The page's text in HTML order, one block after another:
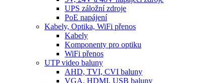
UPS záložní zdroje
PoE napájení
Kabely, Optika, WiFi přenos
Kabely
Komponenty pro optiku
WiFi přenos
UTP video baluny
AHD, TVI, CVI baluny
VGA, HDMI, USB baluny